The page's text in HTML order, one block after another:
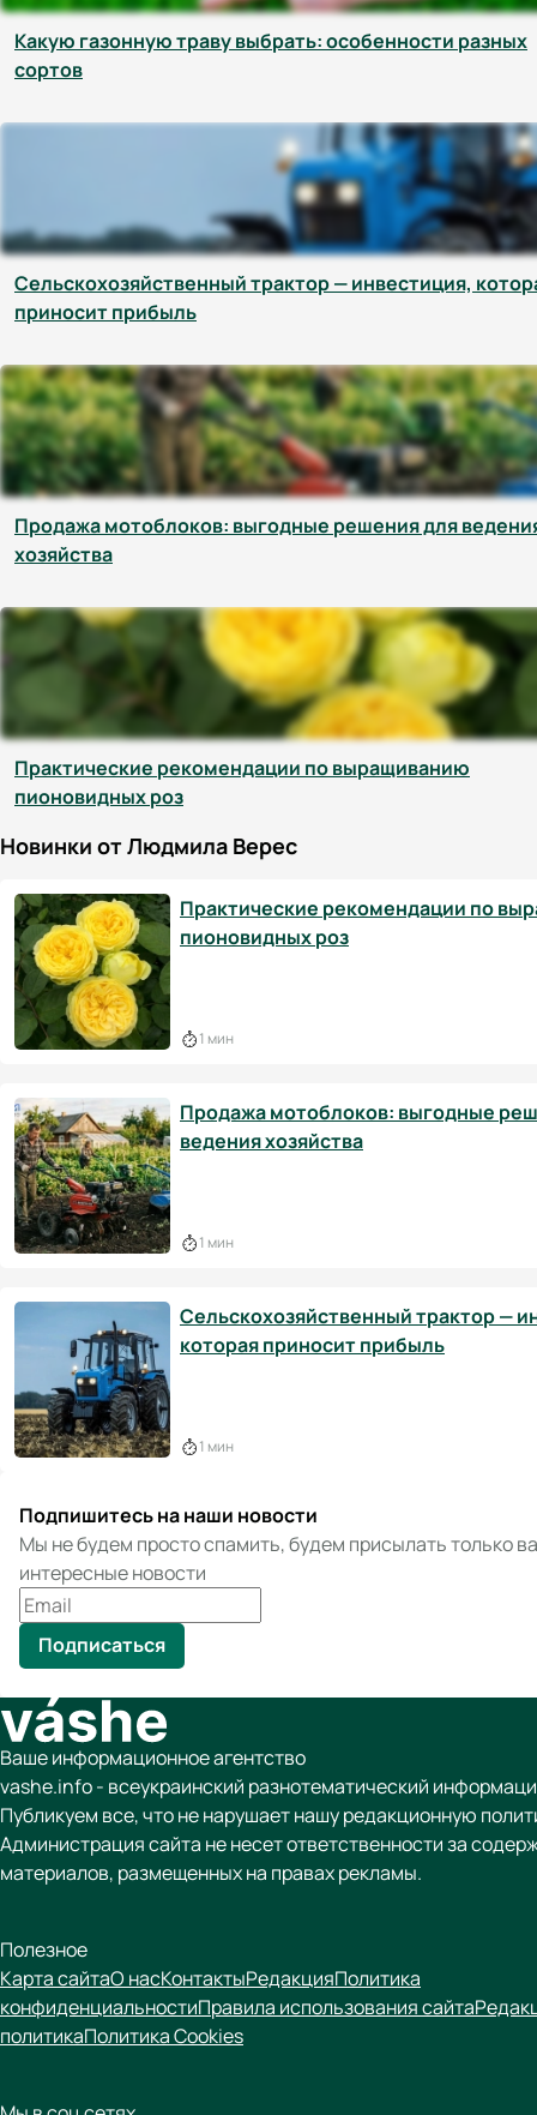
​​Какую газонную траву выбрать: особенности разных
сортов
Сельскохозяйственный трактор — инвестиция,
приносит прибыль
Продажа мотоблоков: выгодные решения для
хозяйства
Практические рекомендации по выращиванию
пионовидных роз
Новинки от Людмила Верес
Практические рекомендации по
пионовидных роз
1 мин
Продажа мотоблоков: выгодные
ведения хозяйства
1 мин
Сельскохозяйственный трактор —
которая приносит прибыль
1 мин
Подпишитесь на наши новости
Мы не будем просто спамить, будем присылать только
интересные новости
Подписаться
Ваше информационное агентство
vashe.info - всеукраинский разнотематический
Публикуем все, что не нарушает нашу редакционную
Администрация сайта не несет ответственности за
материалов, размещенных на правах рекламы.
Полезное
Карта сайтаО насКонтактыРедакцияПолитика
конфиденциальностиПравила использования сайта
политикаПолитика Cookies